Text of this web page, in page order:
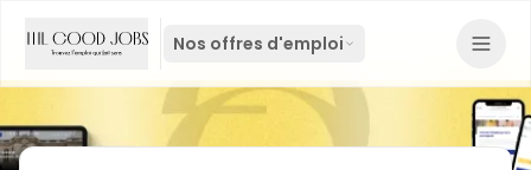
Nos offres d'emploi